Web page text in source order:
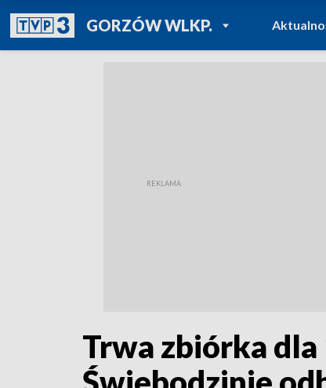
GORZÓW WLKP.POWRÓT DO
TVP REGIONY
Trwa zbiórka